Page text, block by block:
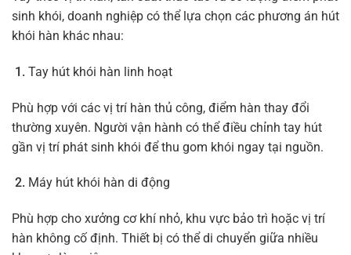
sinh khói, doanh nghiệp có thể lựa chọn các phương án hút
khói hàn khác nhau:
Tay hút khói hàn linh hoạt
Phù hợp với các vị trí hàn thủ công, điểm hàn thay đổi
thường xuyên. Người vận hành có thể điều chỉnh tay hút
gần vị trí phát sinh khói để thu gom khói ngay tại nguồn.
Máy hút khói hàn di động
Phù hợp cho xưởng cơ khí nhỏ, khu vực bảo trì hoặc vị trí
hàn không cố định. Thiết bị có thể di chuyển giữa nhiều